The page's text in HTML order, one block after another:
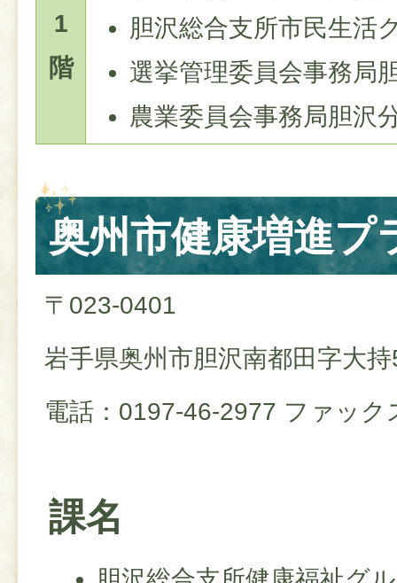
1
階
胆沢総合支所市民生活
選挙管理委員会事務局
農業委員会事務局胆沢
奥州市健康増進プ
〒023-0401
岩手県奥州市胆沢南都田字大
電話：0197-46-2977 ファック
課名